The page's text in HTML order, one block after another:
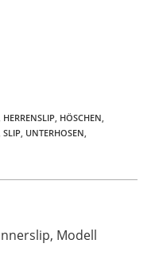
HERRENSLIP HÖSCHEN
SLIP UNTERHOSEN
Modell